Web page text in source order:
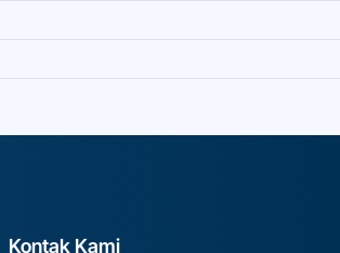
Kontak Kami